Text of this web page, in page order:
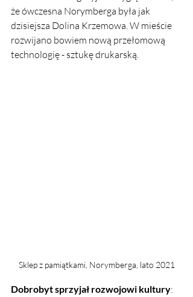
że ówczesna Norymberga była jak
dzisiejsza Dolina Krzemowa. W mieście
rozwijano bowiem nową przełomową
technologię - sztukę drukarską.
Sklep z pamiątkami, Norymberga, lato 2021
Dobrobyt sprzyjał rozwojowi kultury: